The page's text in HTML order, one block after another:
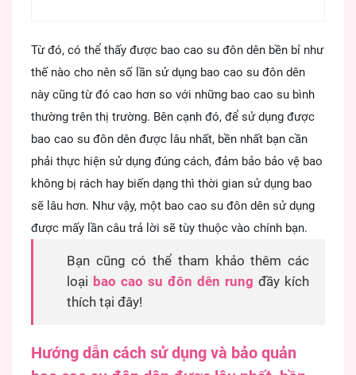
Từ đó, có thể thấy được bao cao su đôn dên bền bỉ như
thế nào cho nên số lần sử dụng bao cao su đôn dên
này cũng từ đó cao hơn so với những bao cao su bình
thường trên thị trường. Bên cạnh đó, để sử dụng được
bao cao su đôn dên được lâu nhất, bền nhất bạn cần
phải thực hiện sử dụng đúng cách, đảm bảo bảo vệ bao
không bị rách hay biến dạng thì thời gian sử dụng bao
sẽ lâu hơn. Như vậy, một bao cao su đôn dên sử dụng
được mấy lần câu trả lời sẽ tùy thuộc vào chính bạn.
Bạn cũng có thể tham khảo thêm các
loại bao cao su đôn dên rung đầy kích
thích tại đây!
Hướng dẫn cách sử dụng và bảo quản